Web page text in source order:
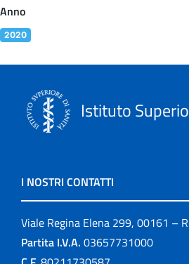
Anno
2020
Istituto
I NOSTRI CONTATTI
Viale Regina Elena 299, 00161 –
Partita I.V.A. 03657731000